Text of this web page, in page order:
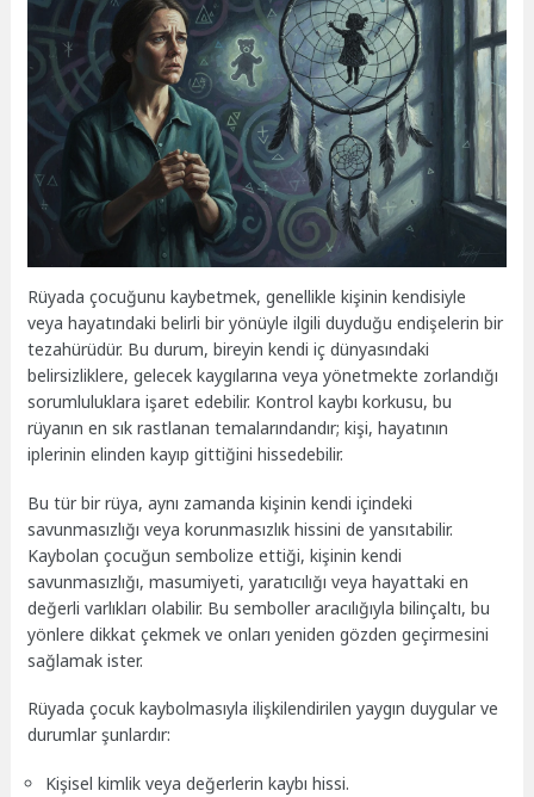
Rüyada çocuğunu kaybetmek, genellikle kişinin kendisiyle
veya hayatındaki belirli bir yönüyle ilgili duyduğu endişelerin bir
tezahürüdür. Bu durum, bireyin kendi iç dünyasındaki
belirsizliklere, gelecek kaygılarına veya yönetmekte zorlandığı
sorumluluklara işaret edebilir. Kontrol kaybı korkusu, bu
rüyanın en sık rastlanan temalarındandır; kişi, hayatının
iplerinin elinden kayıp gittiğini hissedebilir.
Bu tür bir rüya, aynı zamanda kişinin kendi içindeki
savunmasızlığı veya korunmasızlık hissini de yansıtabilir.
Kaybolan çocuğun sembolize ettiği, kişinin kendi
savunmasızlığı, masumiyeti, yaratıcılığı veya hayattaki en
değerli varlıkları olabilir. Bu semboller aracılığıyla bilinçaltı, bu
yönlere dikkat çekmek ve onları yeniden gözden geçirmesini
sağlamak ister.
Rüyada çocuk kaybolmasıyla ilişkilendirilen yaygın duygular ve
durumlar şunlardır:
Kişisel kimlik veya değerlerin kaybı hissi.